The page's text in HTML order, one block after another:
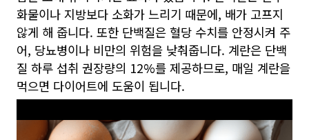
화물이나 지방보다 소화가 느리기 때문에, 배가 고프지
않게 해 줍니다. 또한 단백질은 혈당 수치를 안정시켜 주
어, 당뇨병이나 비만의 위험을 낮춰줍니다. 계란은 단백
질 하루 섭취 권장량의 12%를 제공하므로, 매일 계란을
먹으면 다이어트에 도움이 됩니다.